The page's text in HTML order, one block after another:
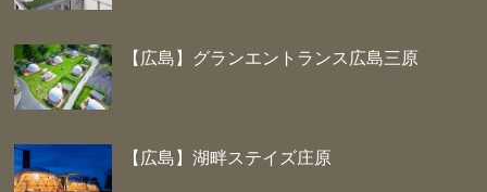
【広島】グランエントランス広島三原
【広島】湖畔ステイズ庄原